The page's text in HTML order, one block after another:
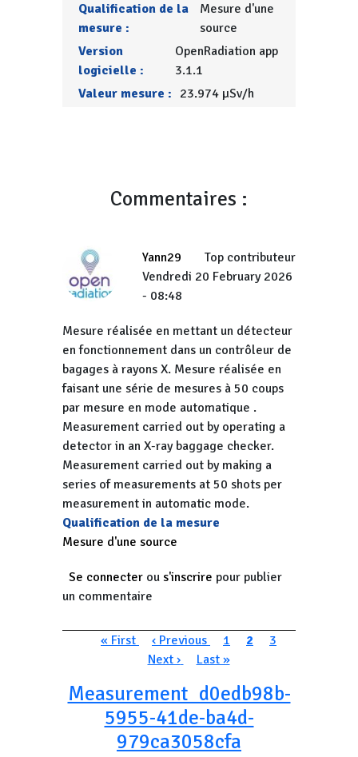
Qualification de la
mesure :
Mesure d'une
source
Version
logicielle :
OpenRadiation app
3.1.1
Valeur mesure : 23.974 µSv/h
Commentaires :
Yann29
Top contributeur
Vendredi 20 February 2026
- 08:48
Mesure réalisée en mettant un détecteur
en fonctionnement dans un contrôleur de
bagages à rayons X. Mesure réalisée en
faisant une série de mesures à 50 coups
par mesure en mode automatique .
Measurement carried out by operating a
detector in an X-ray baggage checker.
Measurement carried out by making a
series of measurements at 50 shots per
measurement in automatic mode.
Qualification de la mesure
Mesure d'une source
Se connecter ou s'inscrire pour publier
un commentaire
Pagination
Première page
« First Page précédente
‹ Previous Page
1 Page courante
2 Page
3
Next ›
Dernière page
Last »
Measurement_d0edb98b-
5955-41de-ba4d-
979ca3058cfa